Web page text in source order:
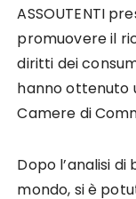
ASSOUTENTI
promuovere il
diritti dei
hanno ottenuto
Camere di
Dopo l’analisi
mondo, si è